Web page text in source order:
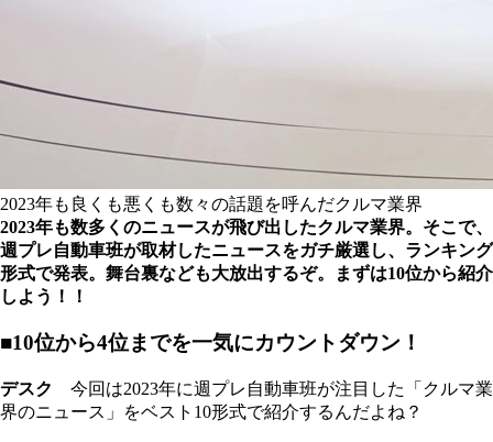
2023年も良くも悪くも数々の話題を呼んだクルマ業界
2023年も数多くのニュースが飛び出したクルマ業界。そこで、
週プレ自動車班が取材したニュースをガチ厳選し、ランキング
形式で発表。舞台裏なども大放出するぞ。まずは10位から紹介
しよう！！
■10位から4位までを一気にカウントダウン！
デスク
今回は2023年に週プレ自動車班が注目した「クルマ業
界のニュース」をベスト10形式で紹介するんだよね？